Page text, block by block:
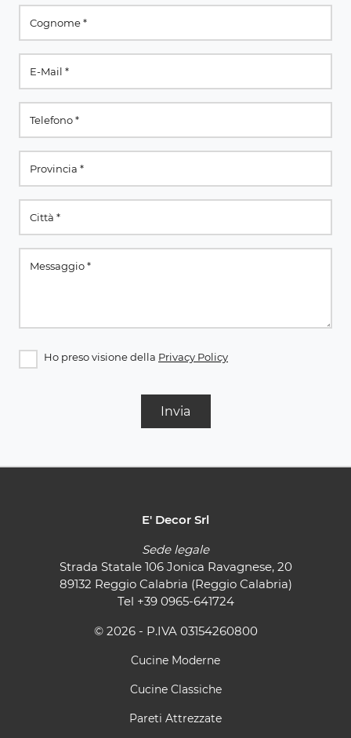
Ho preso visione della Privacy Policy
Invia
E' Decor Srl
Sede legale
Strada Statale 106 Jonica Ravagnese, 20
89132 Reggio Calabria (Reggio Calabria)
Tel +39 0965-641724
© 2026 - P.IVA 03154260800
Cucine Moderne
Cucine Classiche
Pareti Attrezzate